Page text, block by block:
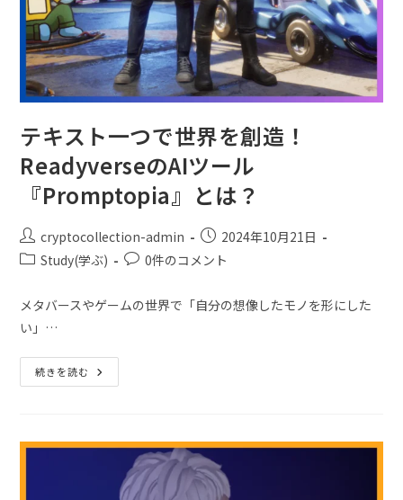
テキスト一つで世界を創造！
ReadyverseのAIツール
『Promptopia』とは？
cryptocollection-admin
2024年10月21日
Study(学ぶ)
0件のコメント
メタバースやゲームの世界で「自分の想像したモノを形にした
い」…
続きを読む